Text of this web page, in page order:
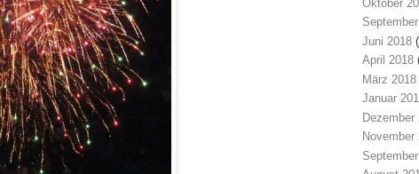
Oktober
Juni 2018
April 2018
März 2018
Januar
Dezember
November